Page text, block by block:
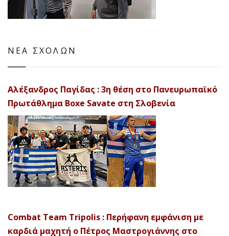
ΝΕΑ ΣΧΟΛΩΝ
Αλέξανδρος Παγίδας : 3η θέση στο Πανευρωπαϊκό
Πρωτάθλημα Boxe Savate στη Σλοβενία
Combat Team Tripolis : Περήφανη εμφάνιση με
καρδιά μαχητή ο Πέτρος Μαστρογιάννης στο